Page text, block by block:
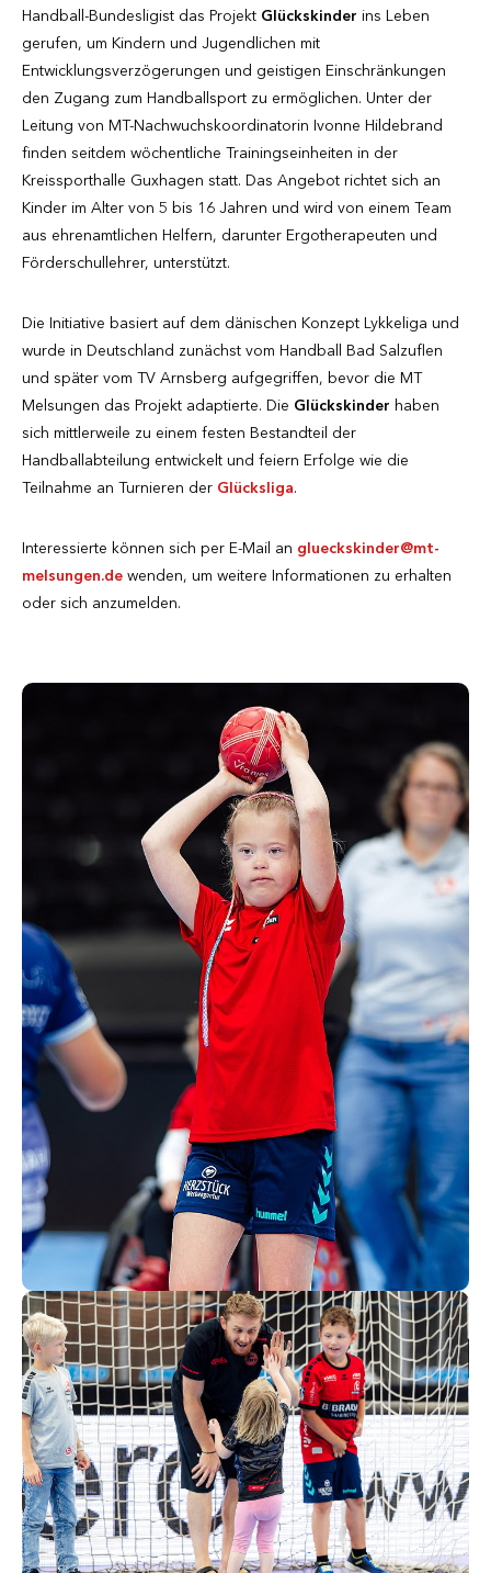
Handball-Bundesligist das Projekt Glückskinder ins Leben
gerufen, um Kindern und Jugendlichen mit
Entwicklungsverzögerungen und geistigen Einschränkungen
den Zugang zum Handballsport zu ermöglichen. Unter der
Leitung von MT-Nachwuchskoordinatorin Ivonne Hildebrand
finden seitdem wöchentliche Trainingseinheiten in der
Kreissporthalle Guxhagen statt. Das Angebot richtet sich an
Kinder im Alter von 5 bis 16 Jahren und wird von einem Team
aus ehrenamtlichen Helfern, darunter Ergotherapeuten und
Förderschullehrer, unterstützt.
Die Initiative basiert auf dem dänischen Konzept Lykkeliga und
wurde in Deutschland zunächst vom Handball Bad Salzuflen
und später vom TV Arnsberg aufgegriffen, bevor die MT
Melsungen das Projekt adaptierte. Die Glückskinder haben
sich mittlerweile zu einem festen Bestandteil der
Handballabteilung entwickelt und feiern Erfolge wie die
Teilnahme an Turnieren der Glücksliga.
Interessierte können sich per E-Mail an glueckskinder@mt-
melsungen.de wenden, um weitere Informationen zu erhalten
oder sich anzumelden.